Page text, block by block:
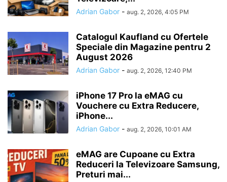
Adrian Gabor - aug. 2, 2026, 4:05 PM
Catalogul Kaufland cu Ofertele
Speciale din Magazine pentru 2
August 2026
Adrian Gabor - aug. 2, 2026, 12:40 PM
iPhone 17 Pro la eMAG cu
Vouchere cu Extra Reducere,
iPhone...
Adrian Gabor - aug. 2, 2026, 10:01 AM
eMAG are Cupoane cu Extra
Reduceri la Televizoare Samsung,
Preturi mai...